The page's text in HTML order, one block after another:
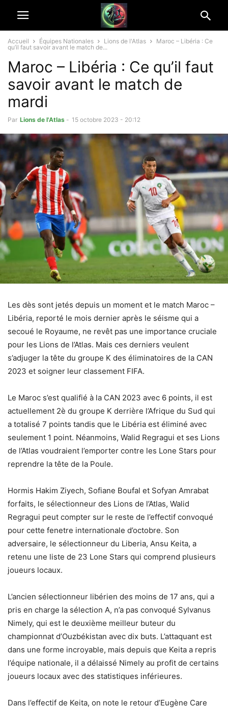
Accueil Équipes Nationales Lions de l'Atlas
Maroc – Libéria : Ce
qu’il faut savoir avant le match de...
Maroc – Libéria : Ce qu’il faut
savoir avant le match de
mardi
Par Lions de l'Atlas - 15 octobre 2023 - 20:12
Les dès sont jetés depuis un moment et le match Maroc –
Libéria, reporté le mois dernier après le séisme qui a
secoué le Royaume, ne revêt pas une importance cruciale
pour les Lions de l’Atlas. Mais ces derniers veulent
s’adjuger la tête du groupe K des éliminatoires de la CAN
2023 et soigner leur classement FIFA.
Le Maroc s’est qualifié à la CAN 2023 avec 6 points, il est
actuellement 2è du groupe K derrière l’Afrique du Sud qui
a totalisé 7 points tandis que le Libéria est éliminé avec
seulement 1 point. Néanmoins, Walid Regragui et ses Lions
de l’Atlas voudraient l’emporter contre les Lone Stars pour
reprendre la tête de la Poule.
Hormis Hakim Ziyech, Sofiane Boufal et Sofyan Amrabat
forfaits, le sélectionneur des Lions de l’Atlas, Walid
Regragui peut compter sur le reste de l’effectif convoqué
pour cette fenetre internationale d’octobre. Son
adversaire, le sélectionneur du Liberia, Ansu Keita, a
retenu une liste de 23 Lone Stars qui comprend plusieurs
joueurs locaux.
L’ancien sélectionneur libérien des moins de 17 ans, qui a
pris en charge la sélection A, n’a pas convoqué Sylvanus
Nimely, qui est le deuxième meilleur buteur du
championnat d’Ouzbékistan avec dix buts. L’attaquant est
dans une forme incroyable, mais depuis que Keita a repris
l’équipe nationale, il a délaissé Nimely au profit de certains
joueurs locaux avec des statistiques inférieures.
Dans l’effectif de Keita, on note le retour d’Eugène Care